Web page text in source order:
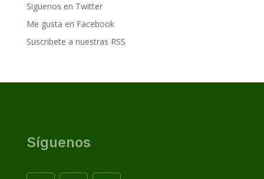
Siguenos en Twitter
Me gusta en Facebook
Suscribete a nuestras RSS
Síguenos